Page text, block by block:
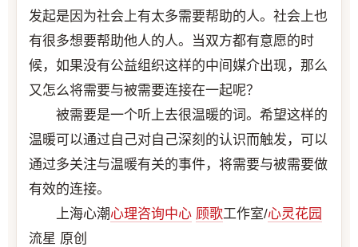
发起是因为社会上有太多需要帮助的人。社会上也
有很多想要帮助他人的人。当双方都有意愿的时
候，如果没有公益组织这样的中间媒介出现，那么
又怎么将需要与被需要连接在一起呢？
被需要是一个听上去很温暖的词。希望这样的
温暖可以通过自己对自己深刻的认识而触发，可以
通过多关注与温暖有关的事件，将需要与被需要做
有效的连接。
上海心潮心理咨询中心 顾歌工作室/心灵花园
流星 原创